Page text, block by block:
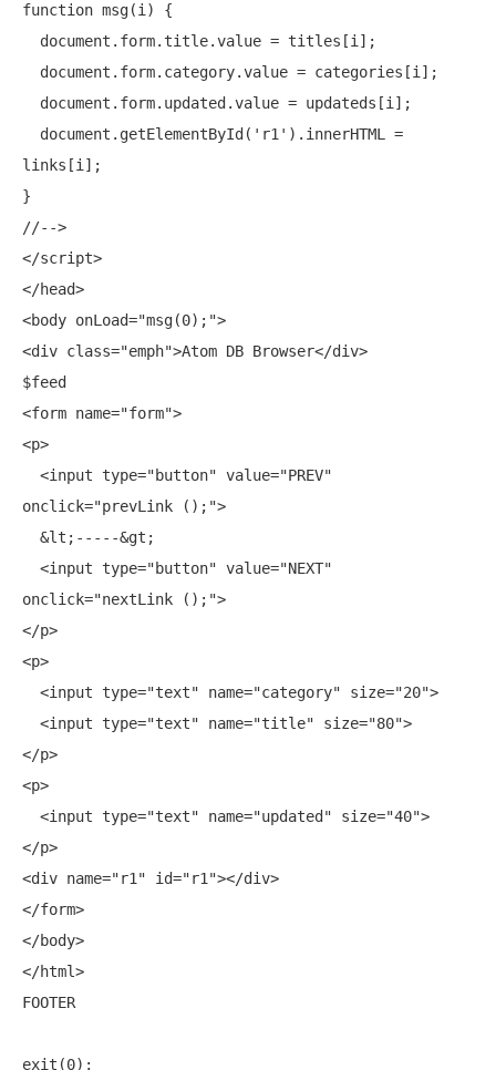
function msg(i) {
links[i];
}
//-->
</script>
</head>
<body onLoad="msg(0);">
<div class="emph">Atom DB Browser</div>
$feed
<form name="form">
<p>
  <input type=
"button" value="PREV"
onclick="prevLink ();">
  <input type=
"button" value="NEXT"
onclick="nextLink ();">
</p>
<p>
  <input type=
"text" name="category" size="20">
  <input type=
"text" name="title" size="80">
</p>
<p>
  <input type=
"text" name="updated" size="40">
</p>
<div name="r1" id="r1"></div>
</form>
</body>
</html>
FOOTER
exit